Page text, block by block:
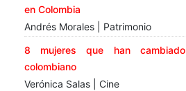
en Colombia
Andrés Morales | Patrimonio
8 mujeres que han
colombiano
Verónica Salas | Cine